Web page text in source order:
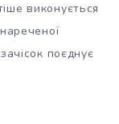
виконується
поєднує